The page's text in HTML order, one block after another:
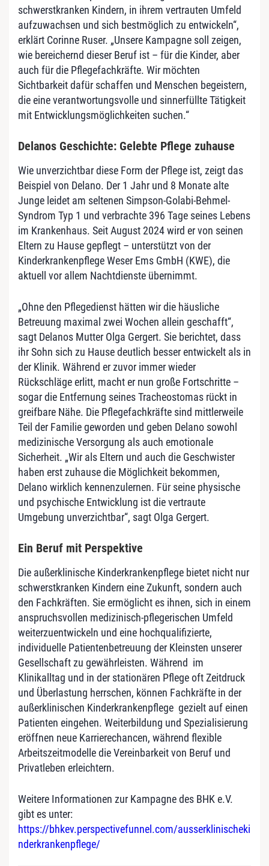
schwerstkranken Kindern, in ihrem vertrauten Umfeld
aufzuwachsen und sich bestmöglich zu entwickeln“,
erklärt Corinne Ruser. „Unsere Kampagne soll zeigen,
wie bereichernd dieser Beruf ist – für die Kinder, aber
auch für die Pflegefachkräfte. Wir möchten
Sichtbarkeit dafür schaffen und Menschen begeistern,
die eine verantwortungsvolle und sinnerfüllte Tätigkeit
mit Entwicklungsmöglichkeiten suchen.“
Delanos Geschichte: Gelebte Pflege zuhause
Wie unverzichtbar diese Form der Pflege ist, zeigt das
Beispiel von Delano. Der 1 Jahr und 8 Monate alte
Junge leidet am seltenen Simpson-Golabi-Behmel-
Syndrom Typ 1 und verbrachte 396 Tage seines Lebens
im Krankenhaus. Seit August 2024 wird er von seinen
Eltern zu Hause gepflegt – unterstützt von der
Kinderkrankenpflege Weser Ems GmbH (KWE), die
aktuell vor allem Nachtdienste übernimmt.
„Ohne den Pflegedienst hätten wir die häusliche
Betreuung maximal zwei Wochen allein geschafft“,
sagt Delanos Mutter Olga Gergert. Sie berichtet, dass
ihr Sohn sich zu Hause deutlich besser entwickelt als in
der Klinik. Während er zuvor immer wieder
Rückschläge erlitt, macht er nun große Fortschritte –
sogar die Entfernung seines Tracheostomas rückt in
greifbare Nähe. Die Pflegefachkräfte sind mittlerweile
Teil der Familie geworden und geben Delano sowohl
medizinische Versorgung als auch emotionale
Sicherheit. „Wir als Eltern und auch die Geschwister
haben erst zuhause die Möglichkeit bekommen,
Delano wirklich kennenzulernen. Für seine physische
und psychische Entwicklung ist die vertraute
Umgebung unverzichtbar“, sagt Olga Gergert.
Ein Beruf mit Perspektive
Die außerklinische Kinderkrankenpflege bietet nicht nur
schwerstkranken Kindern eine Zukunft, sondern auch
den Fachkräften. Sie ermöglicht es ihnen, sich in einem
anspruchsvollen medizinisch-pflegerischen Umfeld
weiterzuentwickeln und eine hochqualifizierte,
individuelle Patientenbetreuung der Kleinsten unserer
Gesellschaft zu gewährleisten. Während im
Klinikalltag und in der stationären Pflege oft Zeitdruck
und Überlastung herrschen, können Fachkräfte in der
außerklinischen Kinderkrankenpflege gezielt auf einen
Patienten eingehen. Weiterbildung und Spezialisierung
eröffnen neue Karrierechancen, während flexible
Arbeitszeitmodelle die Vereinbarkeit von Beruf und
Privatleben erleichtern.
Weitere Informationen zur Kampagne des BHK e.V.
gibt es unter:
https://bhkev.perspectivefunnel.com/ausserklinischeki
nderkrankenpflege/